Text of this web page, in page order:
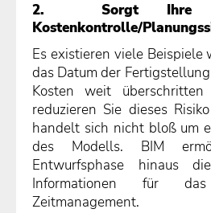
2. Sorgt Ihre
Kostenkontrolle/
Es existieren viele
das Datum der
Kosten weit
reduzieren Sie dieses
handelt sich nicht bloß um
des Modells. BIM
Entwurfsphase hinaus
Informationen für
Zeitmanagement.